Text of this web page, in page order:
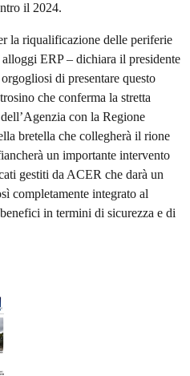
il 2024.
la riqualificazione delle periferie
ERP – dichiara il presidente
di presentare questo
che conferma la stretta
con la Regione
bretella che collegherà il rione
un importante intervento
gestiti da ACER che darà un
completamente integrato al
in termini di sicurezza e di